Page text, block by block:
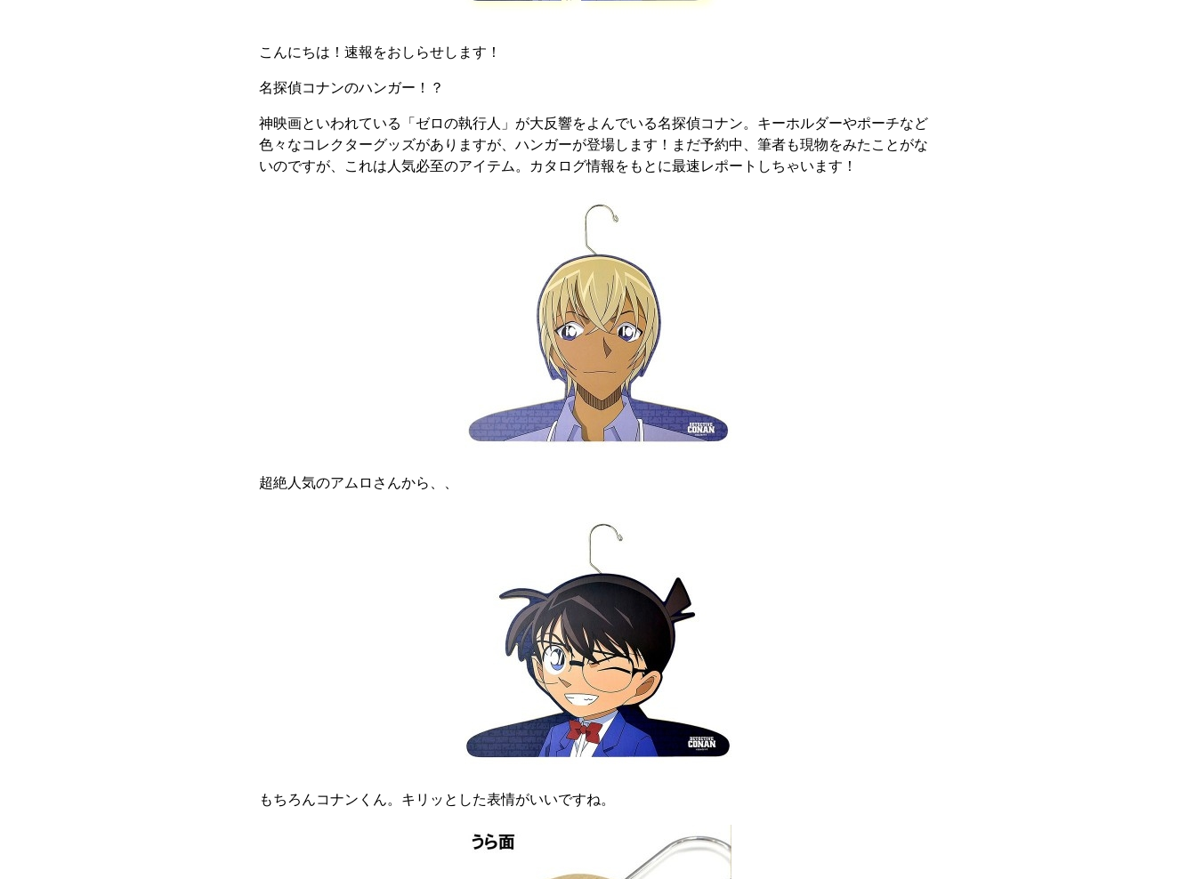
こんにちは！速報をおしらせします！
名探偵コナンのハンガー！？
神映画といわれている「ゼロの執行人」が大反響をよんでいる名探偵コナン。キーホルダーやポーチなど
色々なコレクターグッズがありますが、ハンガーが登場します！まだ予約中、筆者も現物をみたことがな
いのですが、これは人気必至のアイテム。カタログ情報をもとに最速レポートしちゃいます！
超絶人気のアムロさんから、、
もちろんコナンくん。キリッとした表情がいいですね。